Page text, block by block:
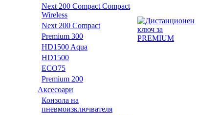
Next 200 Compact Compact
Wireless
Next 200 Compact
Premium 300
HD1500 Aqua
HD1500
ECO75
Premium 200
Аксесоари
Конзола на
пневмоизключвателя